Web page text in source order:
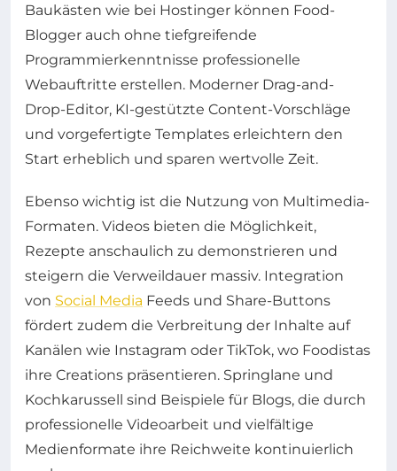
Baukästen wie bei Hostinger können Food-
Blogger auch ohne tiefgreifende
Programmierkenntnisse professionelle
Webauftritte erstellen. Moderner Drag-and-
Drop-Editor, KI-gestützte Content-Vorschläge
und vorgefertigte Templates erleichtern den
Start erheblich und sparen wertvolle Zeit.
Ebenso wichtig ist die Nutzung von Multimedia-
Formaten. Videos bieten die Möglichkeit,
Rezepte anschaulich zu demonstrieren und
steigern die Verweildauer massiv. Integration
von Social Media Feeds und Share-Buttons
fördert zudem die Verbreitung der Inhalte auf
Kanälen wie Instagram oder TikTok, wo Foodistas
ihre Creations präsentieren. Springlane und
Kochkarussell sind Beispiele für Blogs, die durch
professionelle Videoarbeit und vielfältige
Medienformate ihre Reichweite kontinuierlich